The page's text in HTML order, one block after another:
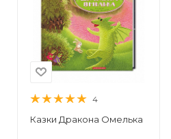
4
Казки Дракона Омелька